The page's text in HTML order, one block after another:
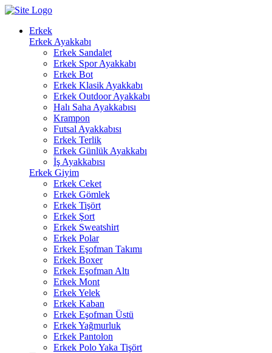
Erkek
Erkek Ayakkabı
Erkek Sandalet
Erkek Spor Ayakkabı
Erkek Bot
Erkek Klasik Ayakkabı
Erkek Outdoor Ayakkabı
Halı Saha Ayakkabısı
Krampon
Futsal Ayakkabısı
Erkek Terlik
Erkek Günlük Ayakkabı
İş Ayakkabısı
Erkek Giyim
Erkek Ceket
Erkek Gömlek
Erkek Tişört
Erkek Şort
Erkek Sweatshirt
Erkek Polar
Erkek Eşofman Takımı
Erkek Boxer
Erkek Eşofman Altı
Erkek Mont
Erkek Yelek
Erkek Kaban
Erkek Eşofman Üstü
Erkek Yağmurluk
Erkek Pantolon
Erkek Polo Yaka Tişört